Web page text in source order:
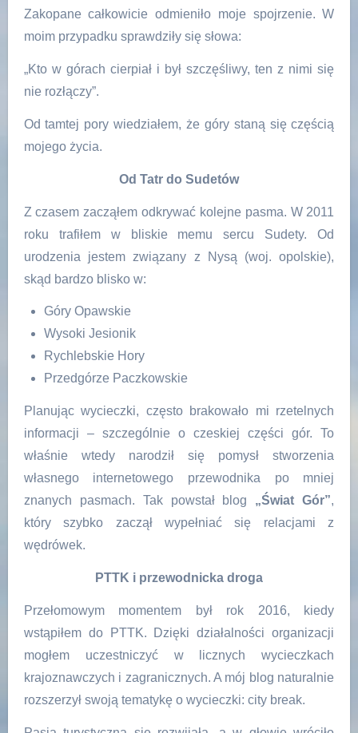
Zakopane całkowicie odmieniło moje spojrzenie. W
moim przypadku sprawdziły się słowa:
„Kto w górach cierpiał i był szczęśliwy, ten z nimi się
nie rozłączy”.
Od tamtej pory wiedziałem, że góry staną się częścią
mojego życia.
Od Tatr do Sudetów
Z czasem zacząłem odkrywać kolejne pasma. W 2011
roku trafiłem w bliskie memu sercu Sudety. Od
urodzenia jestem związany z Nysą (woj. opolskie),
skąd bardzo blisko w:
Góry Opawskie
Wysoki Jesionik
Rychlebskie Hory
Przedgórze Paczkowskie
Planując wycieczki, często brakowało mi rzetelnych
informacji – szczególnie o czeskiej części gór. To
właśnie wtedy narodził się pomysł stworzenia
własnego internetowego przewodnika po mniej
znanych pasmach. Tak powstał blog „Świat Gór”,
który szybko zaczął wypełniać się relacjami z
wędrówek.
PTTK i przewodnicka droga
Przełomowym momentem był rok 2016, kiedy
wstąpiłem do PTTK. Dzięki działalności organizacji
mogłem uczestniczyć w licznych wycieczkach
krajoznawczych i zagranicznych. A mój blog naturalnie
rozszerzył swoją tematykę o wycieczki: city break.